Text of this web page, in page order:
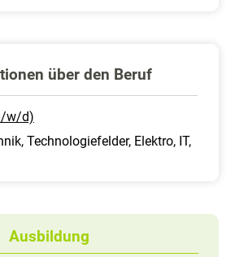
über den Beruf
w/d)
Technologiefelder, Elektro, IT,
Ausbildung